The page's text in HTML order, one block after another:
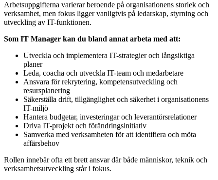
Arbetsuppgifterna varierar beroende på organisationens storlek och
verksamhet, men fokus ligger vanligtvis på ledarskap, styrning och
utveckling av IT-funktionen.
Som IT Manager kan du bland annat arbeta med att:
Utveckla och implementera IT-strategier och långsiktiga
planer
Leda, coacha och utveckla IT-team och medarbetare
Ansvara för rekrytering, kompetensutveckling och
resursplanering
Säkerställa drift, tillgänglighet och säkerhet i organisationens
IT-miljö
Hantera budgetar, investeringar och leverantörsrelationer
Driva IT-projekt och förändringsinitiativ
Samverka med verksamheten för att identifiera och möta
affärsbehov
Rollen innebär ofta ett brett ansvar där både människor, teknik och
verksamhetsutveckling står i fokus.